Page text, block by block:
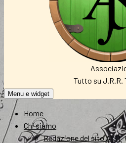
Tutto su J.R.R.
Menu e widget
Home
Chi siamo
Redazione del sito AIST